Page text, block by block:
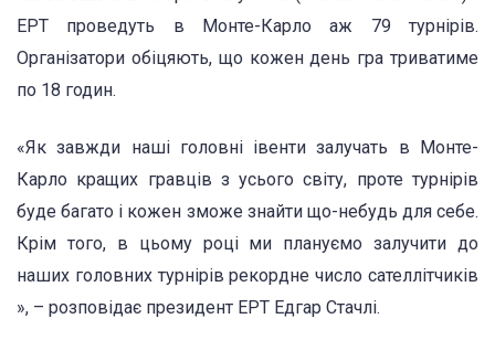
ЕРТ проведуть в Монте-Карло аж 79 турнірів.
Організатори обіцяють, що кожен день гра триватиме
по 18 годин.
«Як завжди наші головні івенти залучать в Монте-
Карло кращих гравців з усього світу, проте турнірів
буде багато і кожен зможе знайти що-небудь для себе.
Крім того, в цьому році ми плануємо залучити до
наших головних турнірів рекордне число сателлітчиків
», – розповідає президент ЕРТ Едгар Стачлі.